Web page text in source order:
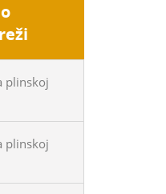
plinskoj
plinskoj